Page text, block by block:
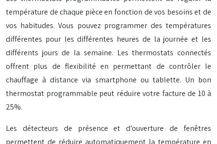
température de chaque pièce en fonction de vos besoins et de
vos habitudes. Vous pouvez programmer des températures
différentes pour les différentes heures de la journée et les
différents jours de la semaine. Les thermostats connectés
offrent plus de flexibilité en permettant de contrôler le
chauffage à distance via smartphone ou tablette. Un bon
thermostat programmable peut réduire votre facture de 10 à
25%.
Les détecteurs de présence et d’ouverture de fenêtres
permettent de réduire automatiquement la température en